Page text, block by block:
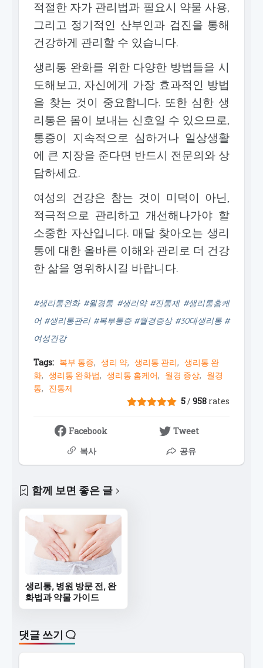
적절한 자가 관리법과 필요시 약물 사용,
그리고 정기적인 산부인과 검진을 통해
건강하게 관리할 수 있습니다.
생리통 완화를 위한 다양한 방법들을 시
도해보고, 자신에게 가장 효과적인 방법
을 찾는 것이 중요합니다. 또한 심한 생
리통은 몸이 보내는 신호일 수 있으므로,
통증이 지속적으로 심하거나 일상생활
에 큰 지장을 준다면 반드시 전문의와 상
담하세요.
여성의 건강은 참는 것이 미덕이 아닌,
적극적으로 관리하고 개선해나가야 할
소중한 자산입니다. 매달 찾아오는 생리
통에 대한 올바른 이해와 관리로 더 건강
한 삶을 영위하시길 바랍니다.
#생리통완화 #월경통 #생리약 #진통제 #생리통홈케
어 #생리통관리 #복부통증 #월경증상 #30대생리통 #
여성건강
Tags: 복부 통증 생리 약 생리통 관리
생리통 완
화
생리통 완화법 생리통 홈케어 월경 증상
월경
통
진통제
5/958 rates
Facebook
Tweet
복사
공유
함께 보면 좋은 글
생리통, 병원 방문 전, 완
화법과 약물 가이드
댓글 쓰기